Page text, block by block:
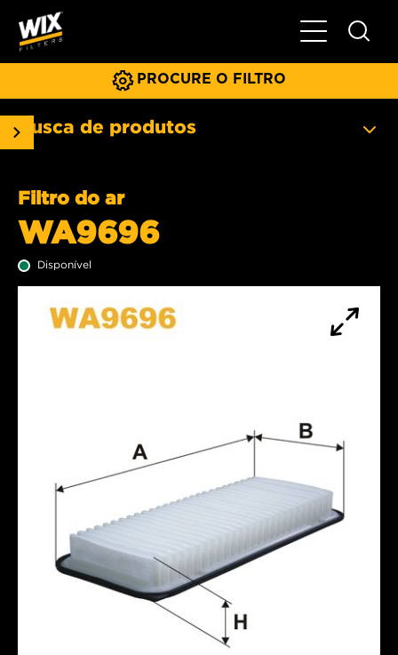
Menu
PROCURE O FILTRO
Busca de produtos
Filtro do ar
WA9696
Disponível